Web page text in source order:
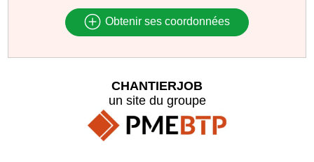
Obtenir ses coordonnées
CHANTIERJOB
un site du groupe